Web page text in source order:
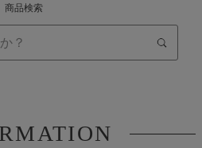
商品検索